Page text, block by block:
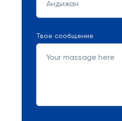
Андижан
Твое сообщение